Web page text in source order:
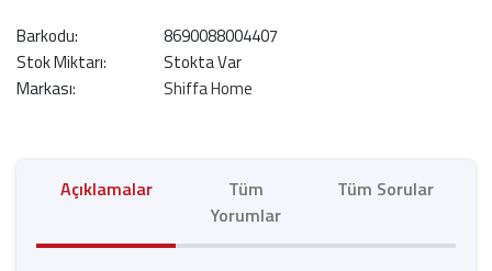
Barkodu:
8690088004407
Stok Miktarı:
Stokta Var
Markası:
Shiffa Home
Açıklamalar
Tüm
Yorumlar
Tüm Sorular